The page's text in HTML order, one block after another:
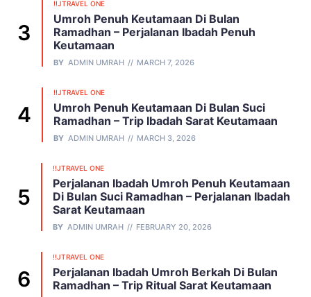
!!JTRAVEL ONE
Umroh Penuh Keutamaan Di Bulan
Ramadhan – Perjalanan Ibadah Penuh
Keutamaan
BY ADMIN UMRAH MARCH 7, 2026
!!JTRAVEL ONE
Umroh Penuh Keutamaan Di Bulan Suci
Ramadhan – Trip Ibadah Sarat Keutamaan
BY ADMIN UMRAH MARCH 3, 2026
!!JTRAVEL ONE
Perjalanan Ibadah Umroh Penuh Keutamaan
Di Bulan Suci Ramadhan – Perjalanan Ibadah
Sarat Keutamaan
BY ADMIN UMRAH FEBRUARY 20, 2026
!!JTRAVEL ONE
Perjalanan Ibadah Umroh Berkah Di Bulan
Ramadhan – Trip Ritual Sarat Keutamaan